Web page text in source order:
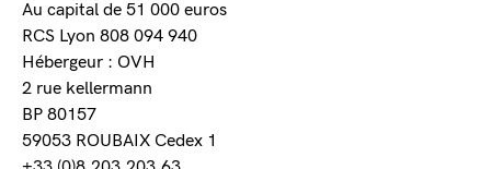
Au capital de 51 000 euros
RCS Lyon 808 094 940
Hébergeur : OVH
2 rue kellermann
BP 80157
59053 ROUBAIX Cedex 1